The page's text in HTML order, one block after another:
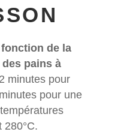
de la
pains à
minutes pour
pour une
280°C.